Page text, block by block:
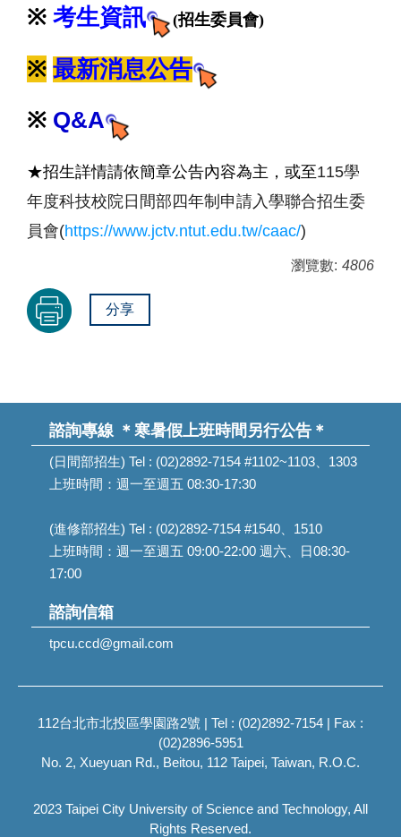
※ 考生資訊 (招生委員會)
※ 最新消息公告
※ Q&A
★招生詳情請依簡章公告內容為主，或至115學
年度科技校院日間部四年制申請入學聯合招生委
員會(https://www.jctv.ntut.edu.tw/caac/)
瀏覽數: 4806
分享
諮詢專線 ＊寒暑假上班時間另行公告＊
(日間部招生) Tel : (02)2892-7154 #1102~1103、1303
上班時間：週一至週五 08:30-17:30
(進修部招生) Tel : (02)2892-7154 #1540、1510
上班時間：週一至週五 09:00-22:00 週六、日08:30-
17:00
諮詢信箱
tpcu.ccd@gmail.com
112台北市北投區學園路2號 | Tel : (02)2892-7154 | Fax :
(02)2896-5951
No. 2, Xueyuan Rd., Beitou, 112 Taipei, Taiwan, R.O.C.
2023 Taipei City University of Science and Technology, All
Rights Reserved.